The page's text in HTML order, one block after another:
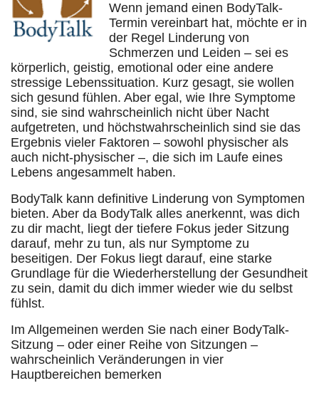
Wenn jemand einen BodyTalk-
Termin vereinbart hat, möchte er in
der Regel Linderung von
Schmerzen und Leiden – sei es
körperlich, geistig, emotional oder eine andere
stressige Lebenssituation. Kurz gesagt, sie wollen
sich gesund fühlen. Aber egal, wie Ihre Symptome
sind, sie sind wahrscheinlich nicht über Nacht
aufgetreten, und höchstwahrscheinlich sind sie das
Ergebnis vieler Faktoren – sowohl physischer als
auch nicht-physischer –, die sich im Laufe eines
Lebens angesammelt haben.
BodyTalk kann definitive Linderung von Symptomen
bieten. Aber da BodyTalk alles anerkennt, was dich
zu dir macht, liegt der tiefere Fokus jeder Sitzung
darauf, mehr zu tun, als nur Symptome zu
beseitigen. Der Fokus liegt darauf, eine starke
Grundlage für die Wiederherstellung der Gesundheit
zu sein, damit du dich immer wieder wie du selbst
fühlst.
Im Allgemeinen werden Sie nach einer BodyTalk-
Sitzung – oder einer Reihe von Sitzungen –
wahrscheinlich Veränderungen in vier
Hauptbereichen bemerken